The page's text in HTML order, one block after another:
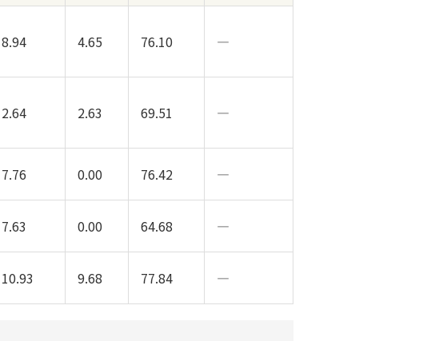
8.94 4.65 76.10 ―
2.64 2.63 69.51 ―
7.76 0.00 76.42 ―
7.63 0.00 64.68 ―
10.93 9.68 77.84 ―